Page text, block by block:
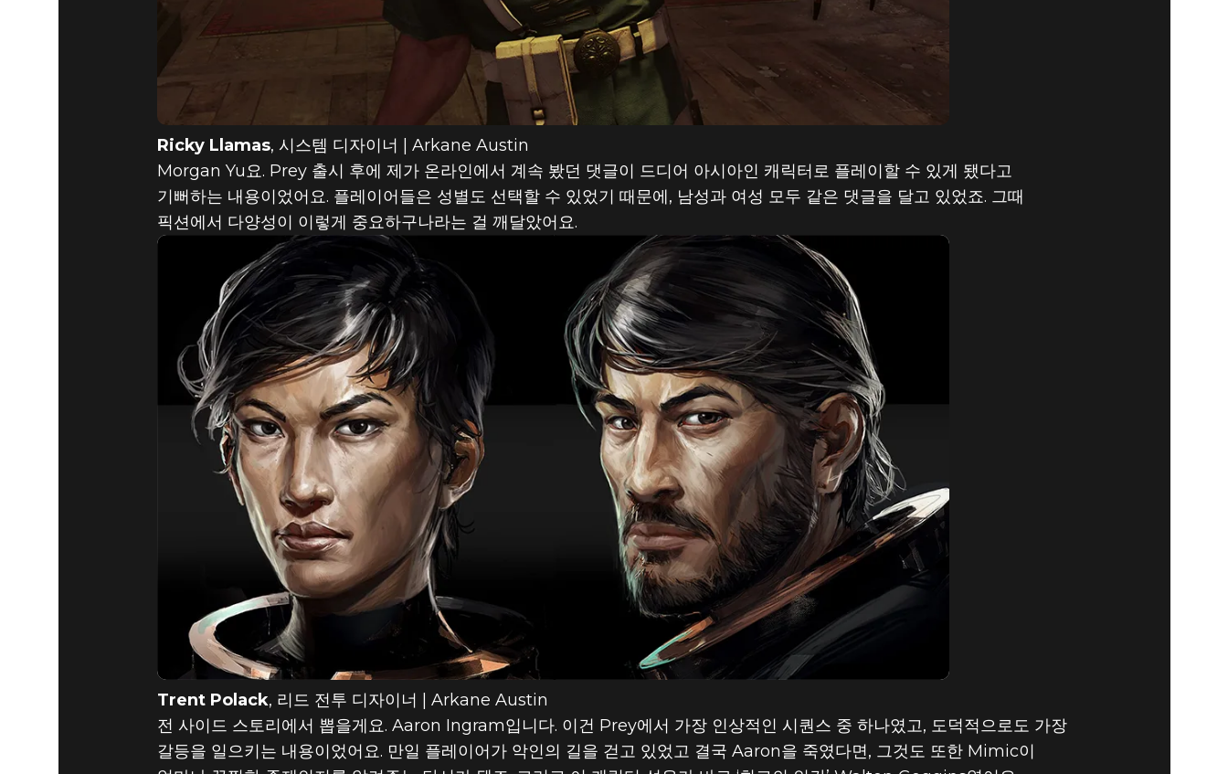
Ricky Llamas, 시스템 디자이너 | Arkane Austin
Morgan Yu요. Prey 출시 후에 제가 온라인에서 계속 봤던 댓글이 드디어 아시아인 캐릭터로 플레이할 수 있게 됐다고
기뻐하는 내용이었어요. 플레이어들은 성별도 선택할 수 있었기 때문에, 남성과 여성 모두 같은 댓글을 달고 있었죠. 그때
픽션에서 다양성이 이렇게 중요하구나라는 걸 깨달았어요.
Trent Polack, 리드 전투 디자이너 | Arkane Austin
전 사이드 스토리에서 뽑을게요. Aaron Ingram입니다. 이건 Prey에서 가장 인상적인 시퀀스 중 하나였고, 도덕적으로도 가장
갈등을 일으키는 내용이었어요. 만일 플레이어가 악인의 길을 걷고 있었고 결국 Aaron을 죽였다면, 그것도 또한 Mimic이